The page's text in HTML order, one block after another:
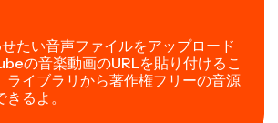
たい音声ファイルをアップロード
の音楽動画のURLを貼り付けるこ
ライブラリから著作権フリーの音源
るよ。